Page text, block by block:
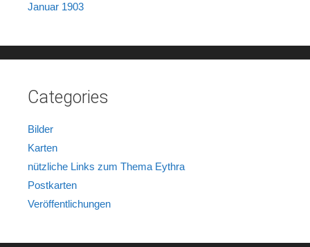
Januar 1903
Categories
Bilder
Karten
nützliche Links zum Thema Eythra
Postkarten
Veröffentlichungen